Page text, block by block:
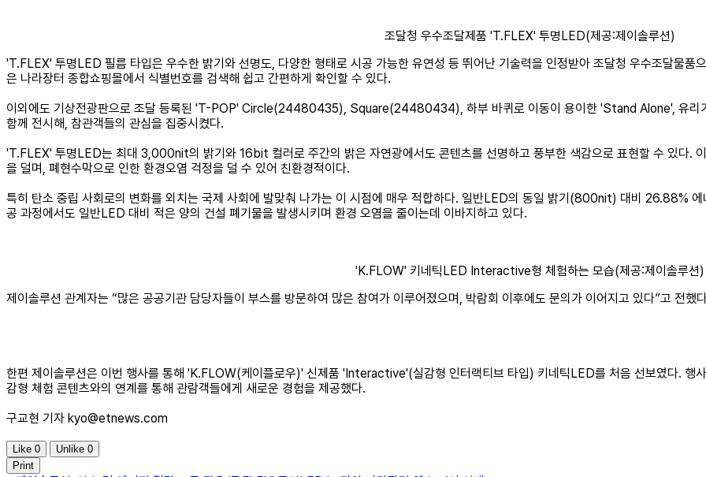
조달청 우수조달제품 'T.FLEX' 투명LED(제공:제이솔루션)
'T.FLEX' 투명LED 필름 타입은 우수한 밝기와 선명도, 다양한 형태로 시공 가능한 유연성 등 뛰어난 기술력을 인정받아 조달청 우수조달
은 나라장터 종합쇼핑몰에서 식별번호를 검색해 쉽고 간편하게 확인할 수 있다.
이외에도 기상전광판으로 조달 등록된 'T-POP' Circle(24480435), Square(24480434), 하부 바퀴로 이동이 용이한 'Stand Alone', 유리
함께 전시해, 참관객들의 관심을 집중시켰다.
'T.FLEX' 투명LED는 최대 3,000nit의 밝기와 16bit 컬러로 주간의 밝은 자연광에서도 콘텐츠를 선명하고 풍부한 색감으로 표현할 수 있다.
을 덜며, 폐현수막으로 인한 환경오염 걱정을 덜 수 있어 친환경적이다.
특히 탄소 중립 사회로의 변화를 외치는 국제 사회에 발맞춰 나가는 이 시점에 매우 적합하다. 일반LED의 동일 밝기(800nit) 대비 26.88% 에
공 과정에서도 일반LED 대비 적은 양의 건설 폐기물을 발생시키며 환경 오염을 줄이는데 이바지하고 있다.
'K.FLOW' 키네틱LED Interactive형 체험하는 모습(제공:제이솔루션)
제이솔루션 관계자는 “많은 공공기관 담당자들이 부스를 방문하여 많은 참여가 이루어졌으며, 박람회 이후에도 문의가 이어지고 있다”고 전했
한편 제이솔루션은 이번 행사를 통해 'K.FLOW(케이플로우)' 신제품 'Interactive'(실감형 인터랙티브 타입) 키네틱LED를 처음 선보였다. 행
감형 체험 콘텐츠와의 연계를 통해 관람객들에게 새로운 경험을 제공했다.
구교현 기자 kyo@etnews.com
Like 0 Unlike 0
Print